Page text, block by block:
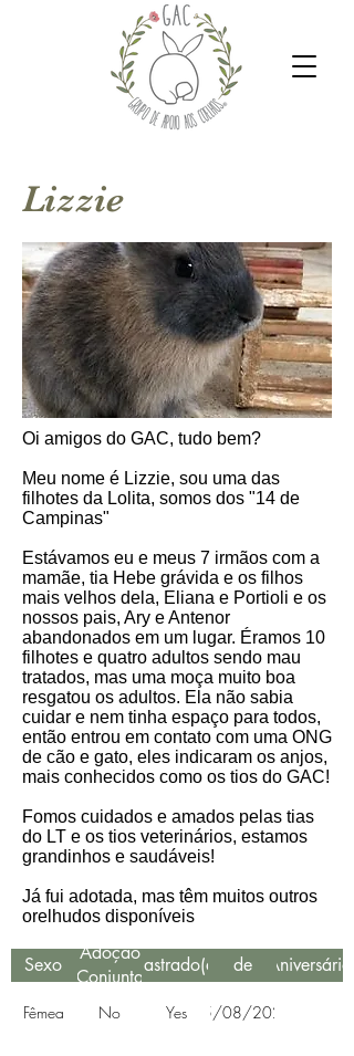
Lizzie
Oi amigos do GAC, tudo bem?
Meu nome é Lizzie, sou uma das
filhotes da Lolita, somos dos "14 de
Campinas"
Estávamos eu e meus 7 irmãos com a
mamãe, tia Hebe grávida e os filhos
mais velhos dela, Eliana e Portioli e os
nossos pais, Ary e Antenor
abandonados em um lugar. Éramos 10
filhotes e quatro adultos sendo mau
tratados, mas uma moça muito boa
resgatou os adultos. Ela não sabia
cuidar e nem tinha espaço para todos,
então entrou em contato com uma ONG
de cão e gato, eles indicaram os anjos,
mais conhecidos como os tios do GAC!
Fomos cuidados e amados pelas tias
do LT e os tios veterinários, estamos
grandinhos e saudáveis!
Já fui adotada, mas têm muitos outros
orelhudos disponíveis
Sexo
Adoção
Conjunta
Castrado(a)
de
Resgate
Aniversário
Fêmea No Yes 15/08/2020